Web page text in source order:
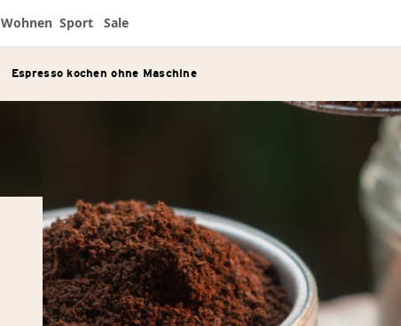
Wohnen Sport Sale
Espresso kochen ohne Maschine